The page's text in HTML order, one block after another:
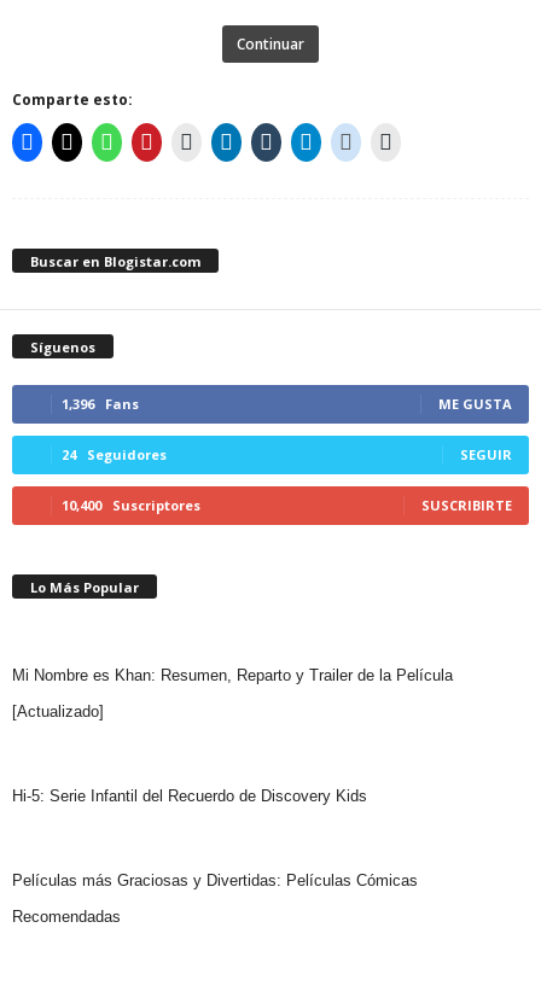
Continuar
Comparte esto:
Buscar en Blogistar.com
Síguenos
1,396 Fans ME GUSTA
24 Seguidores SEGUIR
10,400 Suscriptores SUSCRIBIRTE
Lo Más Popular
Mi Nombre es Khan: Resumen, Reparto y Trailer de la Película
[Actualizado]
Hi-5: Serie Infantil del Recuerdo de Discovery Kids
Películas más Graciosas y Divertidas: Películas Cómicas
Recomendadas